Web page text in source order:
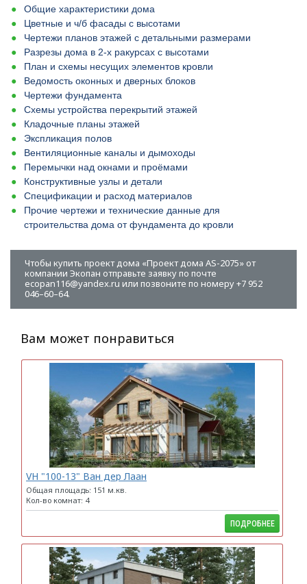
Общие характеристики дома
Цветные и ч/б фасады с высотами
Чертежи планов этажей с детальными размерами
Разрезы дома в 2-х ракурсах с высотами
План и схемы несущих элементов кровли
Ведомость оконных и дверных блоков
Чертежи фундамента
Схемы устройства перекрытий этажей
Кладочные планы этажей
Экспликация полов
Вентиляционные каналы и дымоходы
Перемычки над окнами и проёмами
Конструктивные узлы и детали
Спецификации и расход материалов
Прочие чертежи и технические данные для
строительства дома от фундамента до кровли
Чтобы купить проект дома «Проект дома AS-2075» от
компании Экопан отправьте заявку по почте
ecopan116@yandex.ru или позвоните по номеру +7 952
046–60–64.
Вам может понравиться
VH "100-13" Ван дер Лаан
Общая площадь: 151 м.кв.
Кол-во комнат: 4
ПОДРОБНЕЕ